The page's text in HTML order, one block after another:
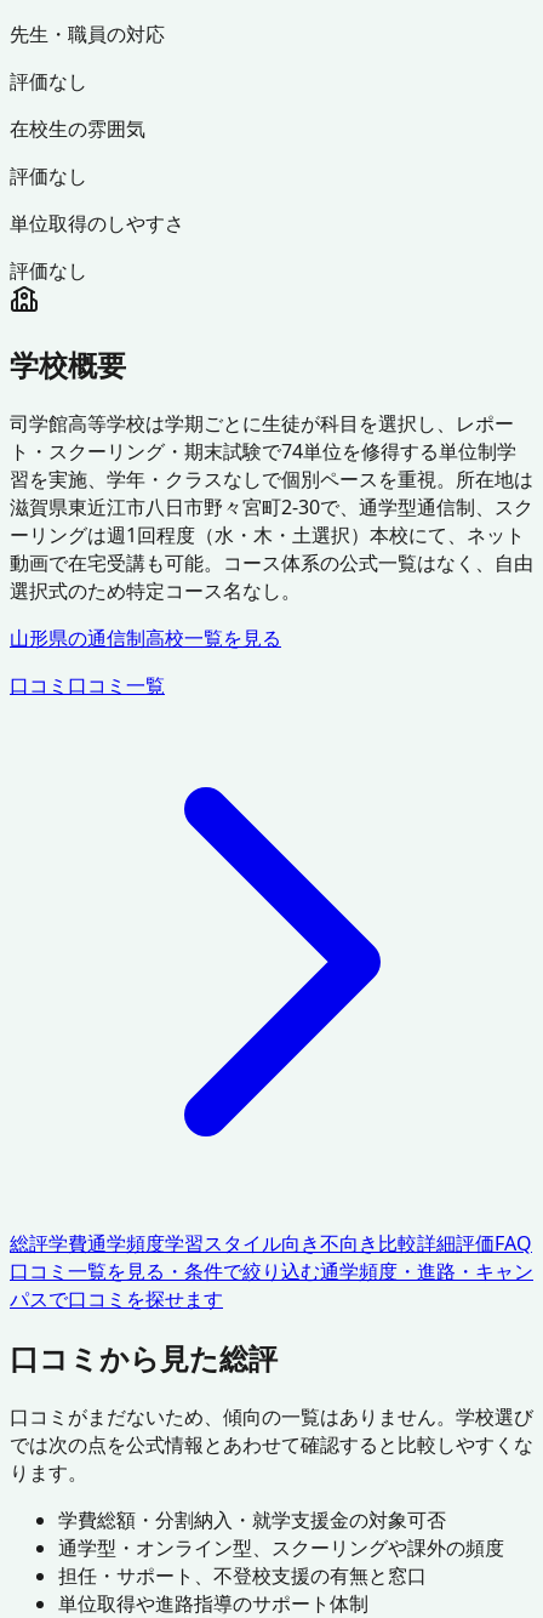
先生・職員の対応
評価なし
在校生の雰囲気
評価なし
単位取得のしやすさ
評価なし
学校概要
司学館高等学校は学期ごとに生徒が科目を選択し、レポー
ト・スクーリング・期末試験で74単位を修得する単位制学
習を実施、学年・クラスなしで個別ペースを重視。所在地は
滋賀県東近江市八日市野々宮町2-30で、通学型通信制、スク
ーリングは週1回程度（水・木・土選択）本校にて、ネット
動画で在宅受講も可能。コース体系の公式一覧はなく、自由
選択式のため特定コース名なし。
山形県の通信制高校一覧を見る
口コミ 口コミ一覧
総評学費通学頻度学習スタイル向き不向き比較詳細評価FAQ
口コミ一覧を見る・条件で絞り込む通学頻度・進路・キャン
パスで口コミを探せます
口コミから見た総評
口コミがまだないため、傾向の一覧はありません。学校選び
では次の点を公式情報とあわせて確認すると比較しやすくな
ります。
学費総額・分割納入・就学支援金の対象可否
通学型・オンライン型、スクーリングや課外の頻度
担任・サポート、不登校支援の有無と窓口
単位取得や進路指導のサポート体制